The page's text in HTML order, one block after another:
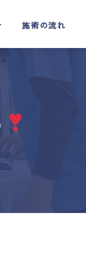
施術の流れ
施術の流れ